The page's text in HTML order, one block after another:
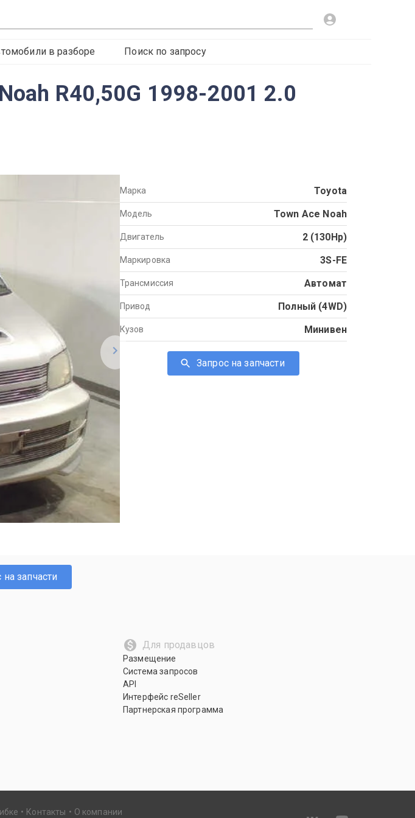
в разборе Поиск по запросу
R40,50G 1998-2001 2.0
Марка Toyota
Модель Town Ace Noah
Двигатель 2 (130Hp)
Маркировка 3S-FE
Трансмиссия Автомат
Привод Полный (4WD)
Кузов Минивен
Запрос на запчасти
на запчасти
Для продавцов
Размещение
Система запросов
API
Интерфейс reSeller
Партнерская программа
Контакты О компании